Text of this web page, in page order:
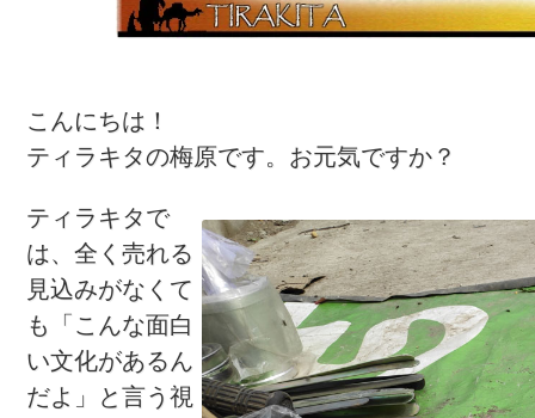
こんにちは！
ティラキタの梅原です。お元気ですか？
ティラキタで
は、全く売れる
見込みがなくて
も「こんな面白
い文化があるん
だよ」と言う視